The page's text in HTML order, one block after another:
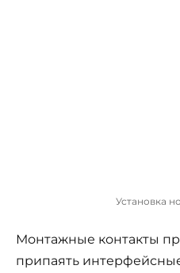
Установка
Монтажные контакты
припаять